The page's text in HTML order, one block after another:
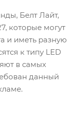
Белт Лайт,
которые могут
и иметь разную
к типу LED
в самых
данный